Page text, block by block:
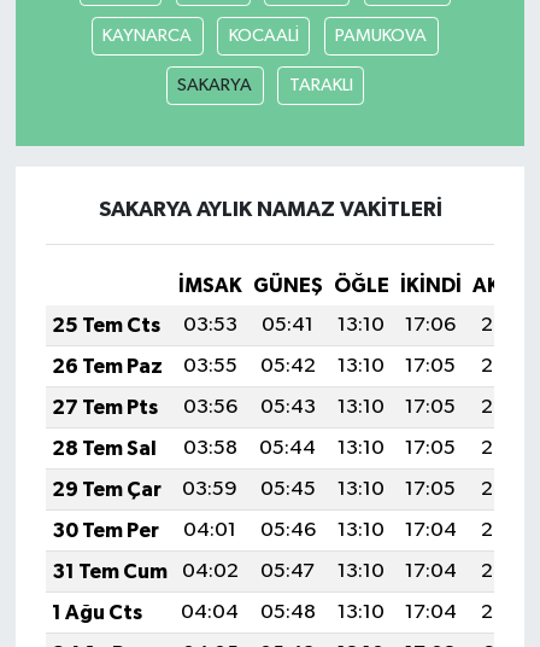
KAYNARCA KOCAALİ PAMUKOVA
SAKARYA TARAKLI
SAKARYA AYLIK NAMAZ VAKITLERI
İMSAK GÜNEŞ ÖĞLE İKINDI
25 Tem Cts
03:53 05:41 13:10 17:06
20:29
26 Tem Paz
03:55 05:42 13:10 17:05
20:28
27 Tem Pts
03:56 05:43 13:10 17:05
20:27
28 Tem Sal
03:58 05:44 13:10 17:05
20:26
29 Tem Çar
03:59 05:45 13:10 17:05
20:25
30 Tem Per
04:01 05:46 13:10 17:04
20:24
31 Tem Cum
04:02 05:47 13:10 17:04
20:23
1 Ağu Cts
04:04 05:48 13:10 17:04
20:22